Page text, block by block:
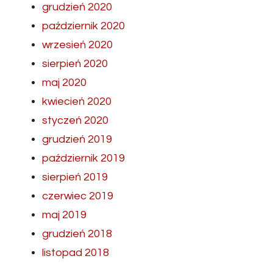
grudzień 2020
październik 2020
wrzesień 2020
sierpień 2020
maj 2020
kwiecień 2020
styczeń 2020
grudzień 2019
październik 2019
sierpień 2019
czerwiec 2019
maj 2019
grudzień 2018
listopad 2018